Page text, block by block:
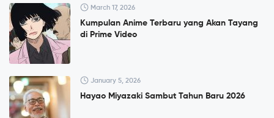
March 17, 2026
Kumpulan Anime Terbaru yang Akan Tayang
di Prime Video
January 5, 2026
Hayao Miyazaki Sambut Tahun Baru 2026